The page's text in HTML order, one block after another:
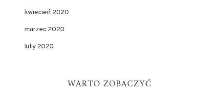
kwiecień 2020
marzec 2020
luty 2020
WARTO ZOBACZYĆ